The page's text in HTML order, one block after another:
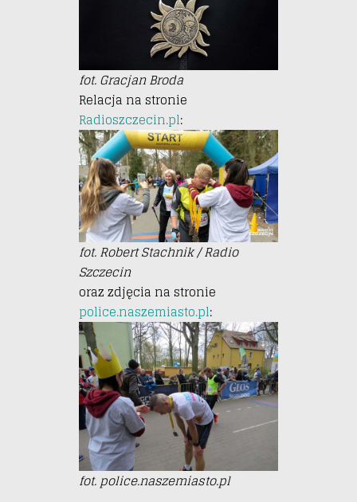
fot. Gracjan Broda
Relacja na stronie
Radioszczecin.pl:
fot. Robert Stachnik / Radio
Szczecin
oraz zdjęcia na stronie
police.naszemiasto.pl:
fot. police.naszemiasto.pl